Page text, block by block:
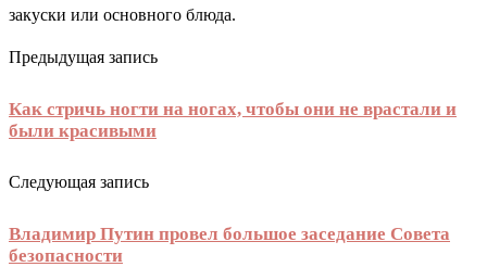
закуски или основного блюда.
Предыдущая запись
Как стричь ногти на ногах, чтобы они не врастали и
были красивыми
Следующая запись
Владимир Путин провел большое заседание Совета
безопасности